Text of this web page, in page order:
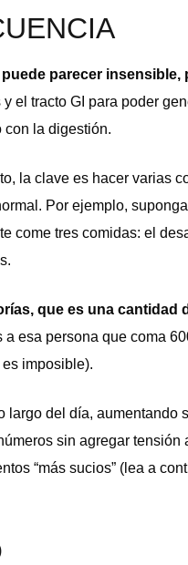
parecer insensible,
y el tracto GI para poder
con la digestión.
la clave es hacer varias
Por ejemplo,
come tres comidas: el
que es una cantidad
a esa persona que coma
imposible).
del día, aumentando
sin agregar tensión
“más sucios” (lea a